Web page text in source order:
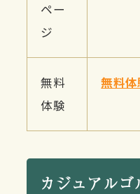
ペー
ジ
無料
体験
無料
カジュアル